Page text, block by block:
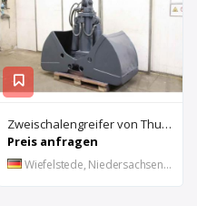
Zweischalengreifer von Thumm – Breite 79 cm
Preis anfragen
Wiefelstede, Niedersachsen, DE